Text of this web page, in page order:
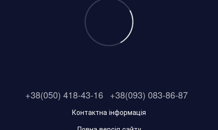
+38(050) 418-43-16 +38(093) 083-86-87
Контактна інформація